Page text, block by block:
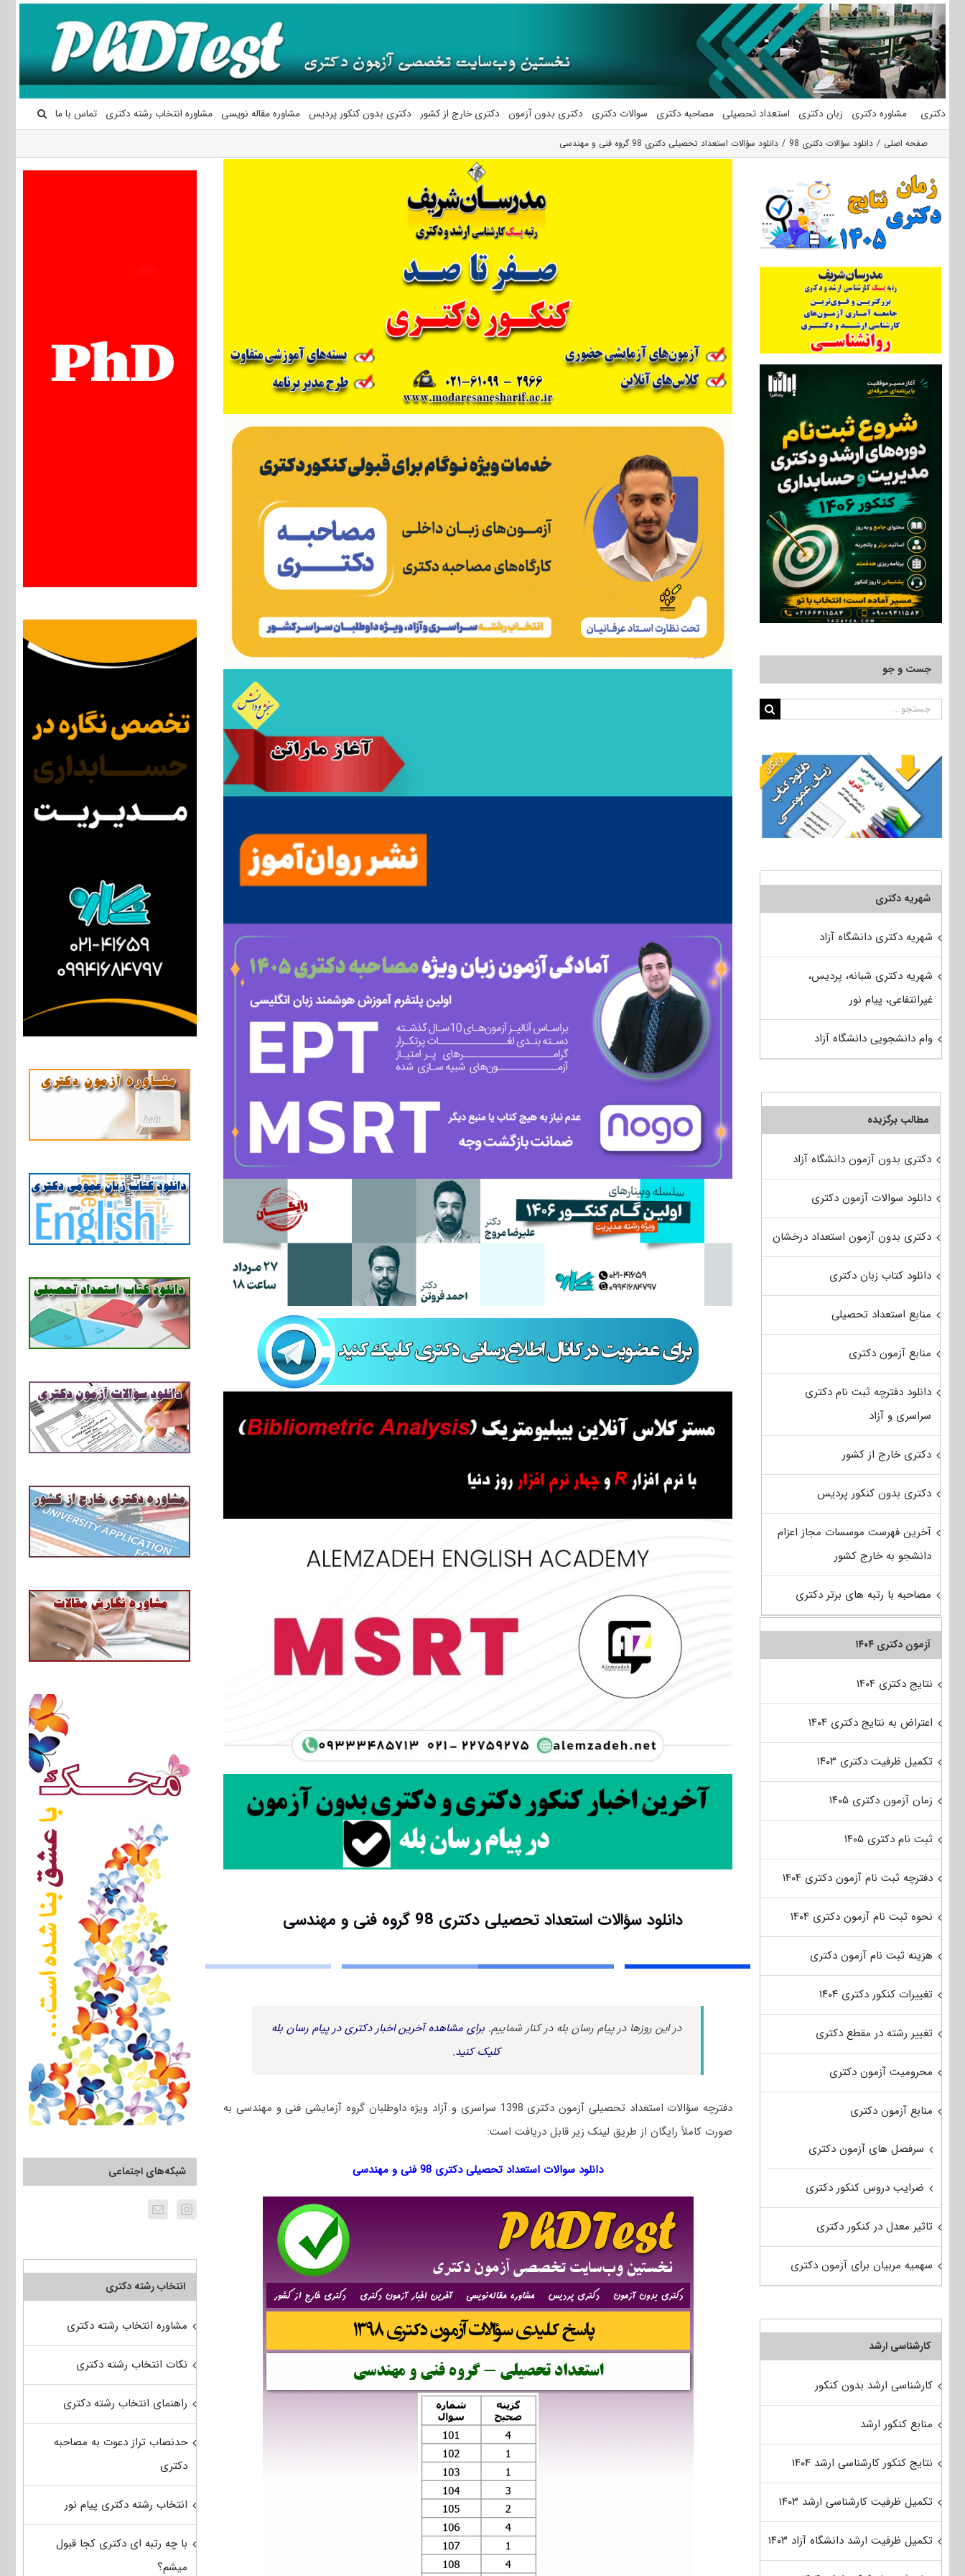
محتوا
دکتری مشاوره دکتری زبان دکتری استعداد تحصیلی مصاحبه دکتری سوالات دکتری دکتری بدون آزمون دکتری خارج از کشور دکتری بدون کنکور پردیس مشاوره مقاله نویسی مشاوره انتخاب رشته دکتری تماس با ما
صفحه اصلی دانلود سؤالات دکتری 98 دانلود سؤالات استعداد تحصیلی دکتری 98 گروه فنی و مهندسی
دانلود سؤالات استعداد تحصیلی دکتری 98 گروه فنی و مهندسی
در این روزها در پیام رسان بله در کنار شماییم. برای مشاهده آخرین اخبار دکتری در پیام رسان بله
کلیک کنید.
دفترچه سؤالات استعداد تحصیلی آزمون دکتری 1398 سراسری و آزاد ویژه داوطلبان گروه آزمایشی فنی و مهندسی به
صورت کاملاً رایگان از طریق لینک زیر قابل دریافت است:
دانلود سوالات استعداد تحصیلی دکتری 98 فنی و مهندسی شبکه‌های اجتماعی
انتخاب رشته دکتری
مشاوره انتخاب رشته دکتری
نکات انتخاب رشته دکتری
راهنمای انتخاب رشته دکتری
حدنصاب تراز دعوت به مصاحبه
دکتری
انتخاب رشته دکتری پیام نور
با چه رتبه ای دکتری کجا قبول
میشم؟
جست و جو
جستجو
شهریه دکتری
شهریه دکتری دانشگاه آزاد
شهریه دکتری شبانه، پردیس،
غیرانتفاعی، پیام نور
وام دانشجویی دانشگاه آزاد
مطالب برگزیده
دکتری بدون آزمون دانشگاه آزاد
دانلود سوالات آزمون دکتری
دکتری بدون آزمون استعداد درخشان
دانلود کتاب زبان دکتری
منابع استعداد تحصیلی
منابع آزمون دکتری
دانلود دفترچه ثبت نام دکتری
سراسری و آزاد
دکتری خارج از کشور
دکتری بدون کنکور پردیس
آخرین فهرست موسسات مجاز اعزام
دانشجو به خارج کشور
مصاحبه با رتبه های برتر دکتری
آزمون دکتری ۱۴۰۴
نتایج دکتری ۱۴۰۴
اعتراض به نتایج دکتری ۱۴۰۴
تکمیل ظرفیت دکتری ۱۴۰۳
زمان آزمون دکتری ۱۴۰۵
ثبت نام دکتری ۱۴۰۵
دفترچه ثبت نام آزمون دکتری ۱۴۰۴
نحوه ثبت نام آزمون دکتری ۱۴۰۴
هزینه ثبت نام آزمون دکتری
تغییرات کنکور دکتری ۱۴۰۴
تغییر رشته در مقطع دکتری
محرومیت آزمون دکتری
منابع آزمون دکتری
سرفصل های آزمون دکتری
ضرایب دروس کنکور دکتری
تاثیر معدل در کنکور دکتری
سهمیه مربیان برای آزمون دکتری
کارشناسی ارشد
کارشناسی ارشد بدون کنکور
منابع کنکور ارشد
نتایج کنکور کارشناسی ارشد ۱۴۰۴
تکمیل ظرفیت کارشناسی ارشد ۱۴۰۳
تکمیل ظرفیت ارشد دانشگاه آزاد ۱۴۰۳